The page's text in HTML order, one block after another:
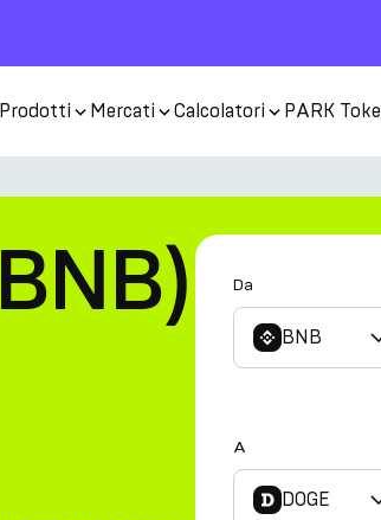
Prodotti Mercati Calcolatori PARK
Da
BNB
A
DOGE